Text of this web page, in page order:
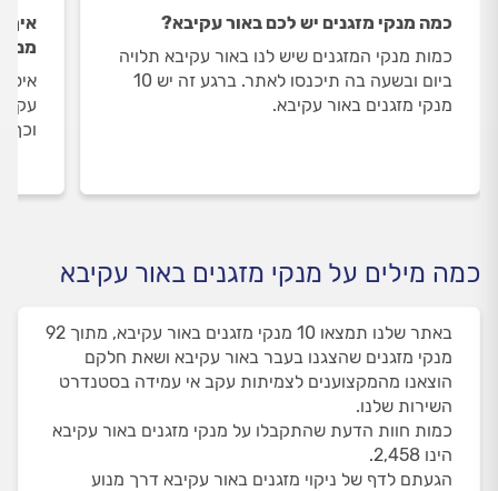
כמה מנקי מזגנים יש לכם באור עקיבא?
כמות מנקי המזגנים שיש לנו באור עקיבא תלויה
ביום ובשעה בה תיכנסו לאתר. ברגע זה יש 10
מנקי מזגנים באור עקיבא.
איך
וכך
כמה מילים על מנקי מזגנים באור עקיבא
באתר שלנו תמצאו 10 מנקי מזגנים באור עקיבא, מתוך 92
מנקי מזגנים שהצגנו בעבר באור עקיבא ושאת חלקם
הוצאנו מהמקצוענים לצמיתות עקב אי עמידה בסטנדרט
השירות שלנו.
כמות חוות הדעת שהתקבלו על מנקי מזגנים באור עקיבא
הינו 2,458.
הגעתם לדף של ניקוי מזגנים באור עקיבא דרך מנוע